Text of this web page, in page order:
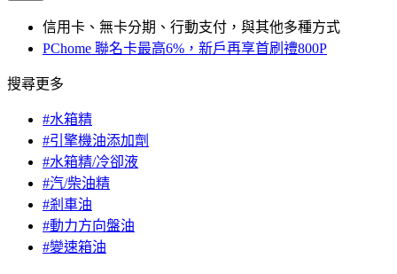
信用卡、無卡分期、行動支付，與其他多種方式
PChome 聯名卡最高6%，新戶再享首刷禮800P
搜尋更多
#水箱精
#引擎機油添加劑
#水箱精/冷卻液
#汽/柴油精
#剎車油
#動力方向盤油
#變速箱油